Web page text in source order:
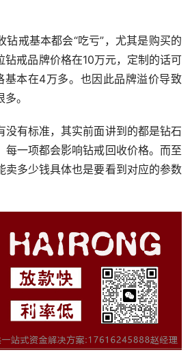
戒基本都会“吃亏”，尤其是购买的
钻戒品牌价格在10万元，定制的话可
基本在4万多。也因此品牌溢价导致
。
有标准，其实前面讲到的都是钻石
每一项都会影响钻戒回收价格。而至
卖多少钱具体也是要看到对应的参数